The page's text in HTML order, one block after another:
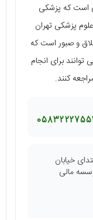
است که پزشکی
پزشکی تهران
و صبور است که
توانند برای انجام
کنند.
خیابان
مالی